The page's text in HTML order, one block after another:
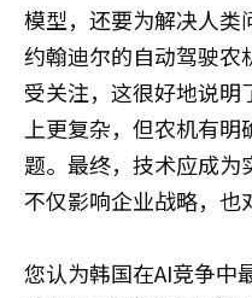
模型，还要为解决人类
约翰迪尔的自动驾驶农
受关注，这很好地说
上更复杂，但农机有
题。最终，技术应成为
不仅影响企业战略，也
您认为韩国在AI竞争中